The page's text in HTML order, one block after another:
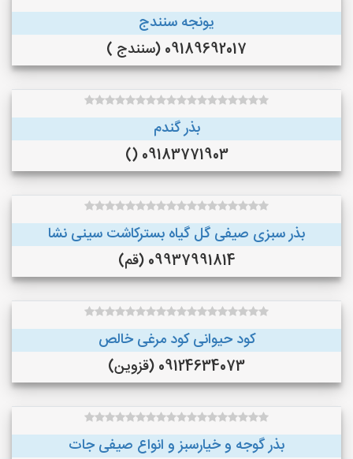
یونجه سنندج
09189692017 (سنندج )
بذر گندم
09183771903 ()
بذر سبزی صیفی گل گیاه بسترکاشت سینی نشا
09937991814 (قم)
کود حیوانی کود مرغی خالص
09124634073 (قزوین)
بذر گوجه و خیارسبز و انواع صیفی جات